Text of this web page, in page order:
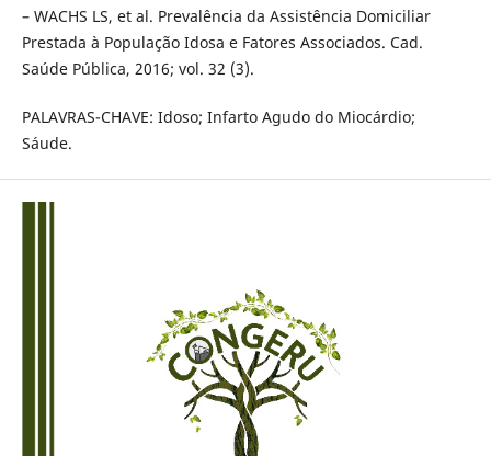
– WACHS LS, et al. Prevalência da Assistência Domiciliar
Prestada à População Idosa e Fatores Associados. Cad.
Saúde Pública, 2016; vol. 32 (3).
PALAVRAS-CHAVE: Idoso; Infarto Agudo do Miocárdio;
Sáude.